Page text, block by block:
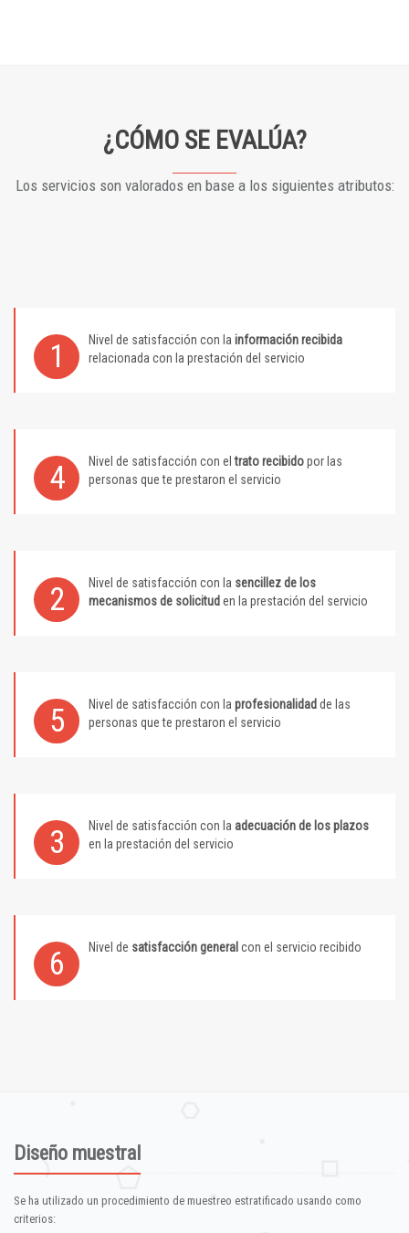
¿CÓMO SE EVALÚA?
Los servicios son valorados en base a los siguientes atributos:
1 Nivel de satisfacción con la información recibida
relacionada con la prestación del servicio
4 Nivel de satisfacción con eltrato recibidopor las
personas que te prestaron el servicio
2 Nivel de satisfacción con la sencillez de los
mecanismos de solicitud en la prestación del servicio
5 Nivel de satisfacción con la profesionalidad de las
personas que te prestaron el servicio
3 Nivel de satisfacción con la adecuación de los plazos
en la prestación del servicio
6 Nivel de satisfacción general con el servicio recibido
Diseño muestral
Se ha utilizado un procedimiento de muestreo estratificado usando como
criterios: